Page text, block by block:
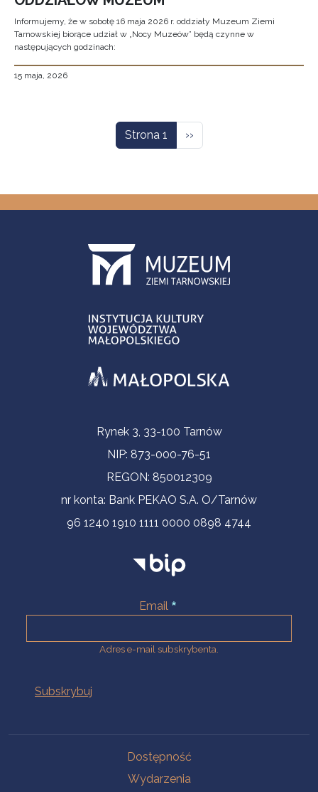
Informujemy, że w sobotę 16 maja 2026 r. oddziały Muzeum Ziemi
Tarnowskiej biorące udział w „Nocy Muzeów” będą czynne w
następujących godzinach:
15 maja, 2026
Strona 1 Następna strona
››
Informacje kontaktoweRynek 3, 33-100 Tarnów
NIP: 873-000-76-51
REGON: 850012309
nr konta: Bank PEKAO S.A. O/Tarnów
96 1240 1910 1111 0000 0898 4744
Email
Adres e-mail subskrybenta.
Dostępność
Wydarzenia